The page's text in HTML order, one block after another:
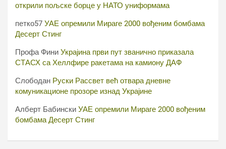
открили пољске борце у НАТО униформама
петко57 УАЕ опремили Мираге 2000 вођеним бомбама
Десерт Стинг
Профа Фини Украјина први пут званично приказала
СТАСХ са Хеллфире ракетама на камиону ДАФ
Слободан Руски Рассвет већ отвара дневне
комуникационе прозоре изнад Украјине
Алберт Бабински УАЕ опремили Мираге 2000 вођеним
бомбама Десерт Стинг